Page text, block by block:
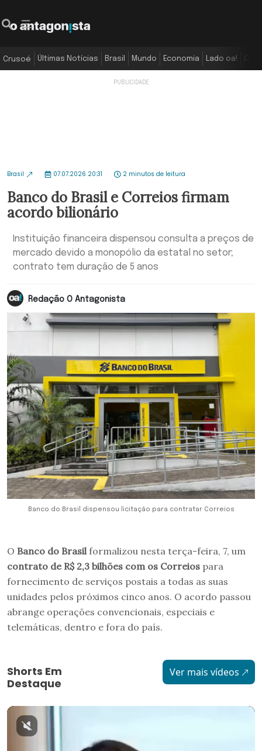
Crusoé Últimas Notícias Brasil Mundo Economia Lado oa!
Brasil 07.07.2026 20:31 2 minutos de leitura
Banco do Brasil e Correios firmam
acordo bilionário
Instituição financeira dispensou consulta a preços de
mercado devido a monopólio da estatal no setor;
contrato tem duração de 5 anos
Redação O Antagonista
Banco do Brasil dispensou licitação para contratar Correios
O Banco do Brasilformalizou nesta terça-feira, 7, um
contrato de R$ 2,3 bilhões com os Correios para
fornecimento de serviços postais a todas as suas
unidades pelos próximos cinco anos. O acordo passou
abrange operações convencionais, especiais e
telemáticas, dentro e fora do país.
Shorts Em
Destaque
Ver mais vídeos